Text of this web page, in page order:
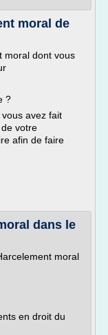
moral de
moral dont vous
?
avez fait
votre
afin de faire
dans le
moral
en droit du